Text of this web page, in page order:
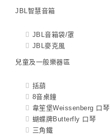
JBL智慧音箱
JBL音箱袋/罩
JBL麥克風
兒童及一般樂器區
括葫
8音桌鐘
韋笙堡Weissenberg 口琴
蝴蝶牌Butterfly 口琴
三角鐵